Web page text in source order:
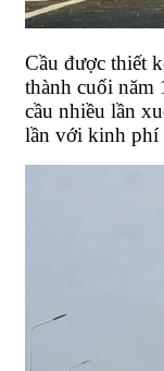
Cầu được thiết
thành cuối năm
cầu nhiều lần
lần với kinh phí